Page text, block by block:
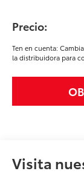
Precio:
Ten en cuenta:
la distribuidora para
Visita